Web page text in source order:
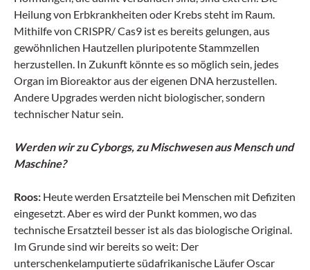
Heilung von Erbkrankheiten oder Krebs steht im Raum.
Mithilfe von CRISPR/ Cas9 ist es bereits gelungen, aus
gewöhnlichen Hautzellen pluripotente Stammzellen
herzustellen. In Zukunft könnte es so möglich sein, jedes
Organ im Bioreaktor aus der eigenen DNA herzustellen.
Andere Upgrades werden nicht biologischer, sondern
technischer Natur sein.
Werden wir zu Cyborgs, zu Mischwesen aus Mensch und
Maschine?
Roos: Heute werden Ersatzteile bei Menschen mit Defiziten
eingesetzt. Aber es wird der Punkt kommen, wo das
technische Ersatzteil besser ist als das biologische Original.
Im Grunde sind wir bereits so weit: Der
unterschenkelamputierte südafrikanische Läufer Oscar